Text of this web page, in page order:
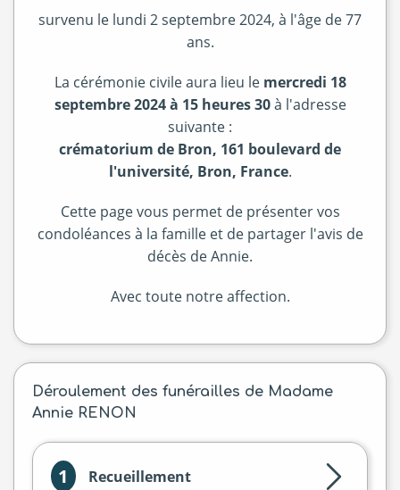
survenu le lundi 2 septembre 2024, à l'âge de 77
ans.
La cérémonie civile aura lieu le mercredi 18
septembre 2024 à 15 heures 30à l'adresse
suivante :
crématorium de Bron, 161 boulevard de
l'université, Bron, France.
Cette page vous permet de présenter vos
condoléances à la famille et de partager l'avis de
décès de Annie.
Avec toute notre affection.
Déroulement des funérailles de Madame
Annie RENON
1 Recueillement